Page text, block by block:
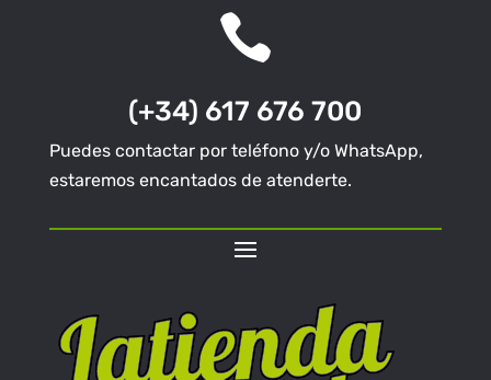

(+34) 617 676 700
Puedes contactar por teléfono y/o WhatsApp,
estaremos encantados de atenderte.